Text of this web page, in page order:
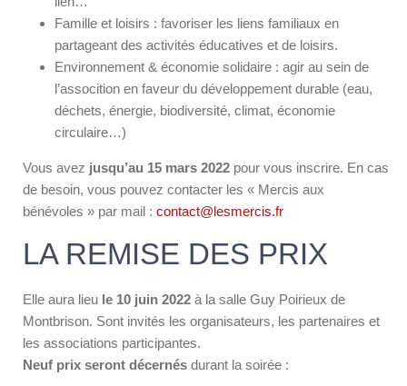
Famille et loisirs : favoriser les liens familiaux en
partageant des activités éducatives et de loisirs.
Environnement & économie solidaire : agir au sein de
l’assocition en faveur du développement durable (eau,
déchets, énergie, biodiversité, climat, économie
circulaire…)
Vous avez jusqu’au 15 mars 2022 pour vous inscrire. En cas
de besoin, vous pouvez contacter les « Mercis aux
bénévoles » par mail : contact@lesmercis.fr
LA REMISE DES PRIX
Elle aura lieu le 10 juin 2022 à la salle Guy Poirieux de
Montbrison. Sont invités les organisateurs, les partenaires et
les associations participantes.
Neuf prix seront décernés durant la soirée :